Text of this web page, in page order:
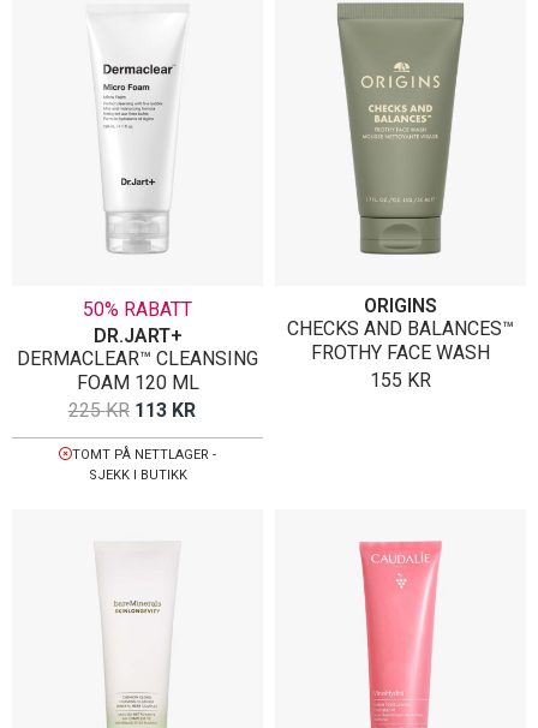
50% RABATT
DR.JART+
DERMACLEAR™ CLEANSING
FOAM 120 ML
225KR OPPRINNELIG
PRIS
VAR:
113 KR
PRIS
TOMT PÅ NETTLAGER -
SJEKK I BUTIKK
ORIGINS
CHECKS AND BALANCES™
FROTHY FACE WASH
155 KR